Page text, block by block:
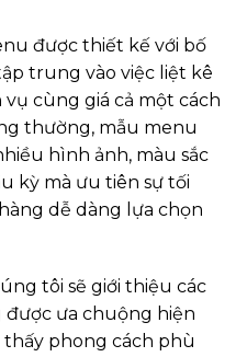
được thiết kế với bố
trung vào việc liệt kê
cùng giá cả một cách
thường, mẫu menu
hình ảnh, màu sắc
kỳ mà ưu tiên sự tối
dễ dàng lựa chọn
tôi sẽ giới thiệu các
ưa chuộng hiện
phong cách phù